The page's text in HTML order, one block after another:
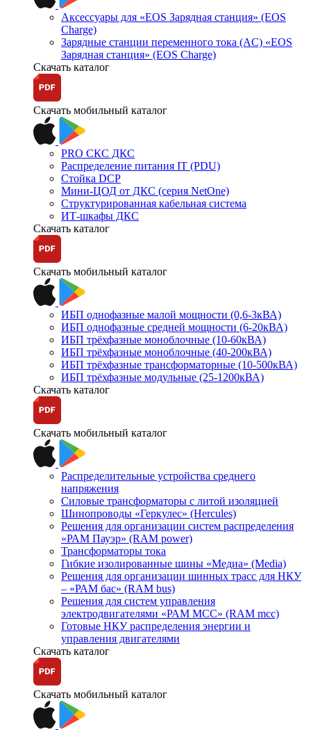
Аксессуары для «EOS Зарядная станция» (EOS
Charge)
Зарядные станции переменного тока (AC) «EOS
Зарядная станция» (EOS Charge)
Скачать каталог
Скачать мобильный каталог
PRO СКС ДКС
Распределение питания IT (PDU)
Стойка DCP
Мини-ЦОД от ДКС (серия NetOne)
Структурированная кабельная система
ИТ-шкафы ДКС
Скачать каталог
Скачать мобильный каталог
ИБП однофазные малой мощности (0,6-3кВА)
ИБП однофазные средней мощности (6-20кВА)
ИБП трёхфазные моноблочные (10-60кВА)
ИБП трёхфазные моноблочные (40-200кВА)
ИБП трёхфазные трансформаторные (10-500кВА)
ИБП трёхфазные модульные (25-1200кВА)
Скачать каталог
Скачать мобильный каталог
Распределительные устройства среднего
напряжения
Силовые трансформаторы с литой изоляцией
Шинопроводы «Геркулес» (Hercules)
Решения для организации систем распределения
«РАМ Пауэр» (RAM power)
Трансформаторы тока
Гибкие изолированные шины «Медиа» (Media)
Решения для организации шинных трасс для НКУ
– «РАМ бас» (RAM bus)
Решения для систем управления
электродвигателями «РАМ МСС» (RAM mcc)
Готовые НКУ распределения энергии и
управления двигателями
Скачать каталог
Скачать мобильный каталог